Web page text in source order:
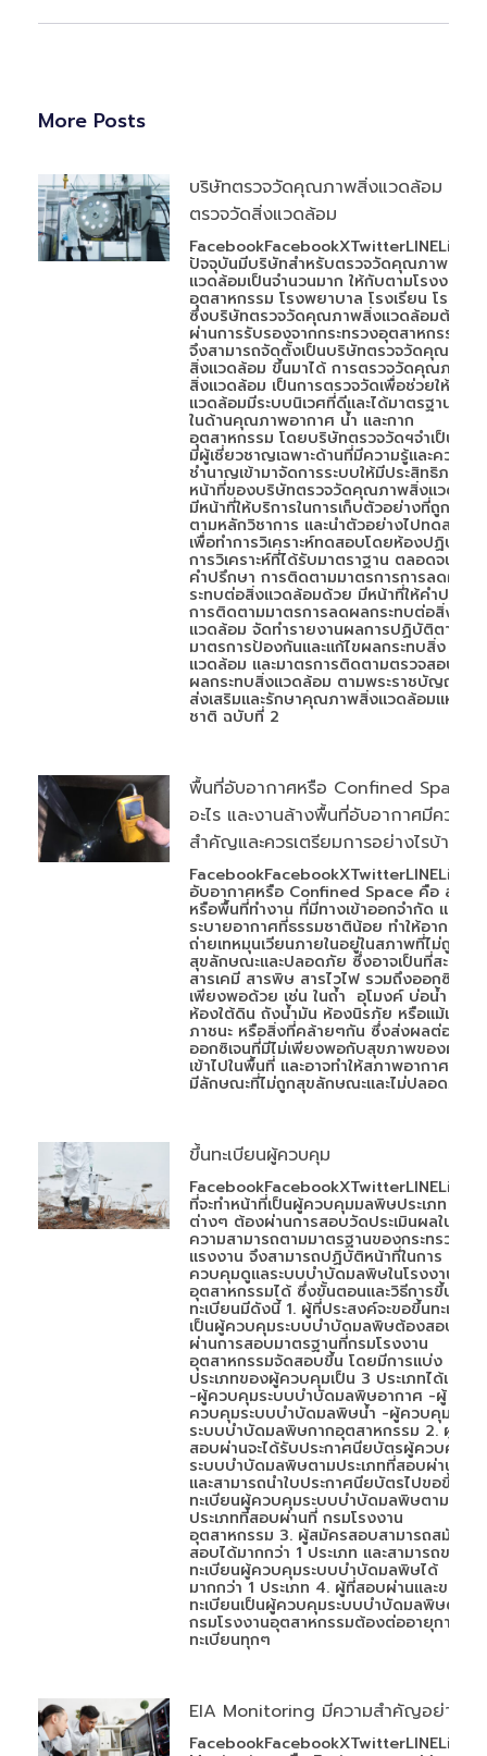
More Posts
บริษัทตรวจวัดคุณภาพสิ่งแวดล้อม
ตรวจวัดสิ่งแวดล้อม
FacebookFacebookXTwitterLINELineใน
ปัจจุบันมีบริษัทสำหรับตรวจวัดคุณภาพสิ่ง
แวดล้อมเป็นจำนวนมาก ให้กับตามโรงงาน
อุตสาหกรรม โรงพยาบาล โรงเรียน โรงแรม
ซึ่งบริษัทตรวจวัดคุณภาพสิ่งแวดล้อมต้อง
ผ่านการรับรองจากกระทรวงอุตสาหกรรม
จึงสามารถจัดตั้งเป็นบริษัทตรวจวัดคุณภาพ
สิ่งแวดล้อม ขึ้นมาได้ การตรวจวัดคุณภาพ
สิ่งแวดล้อม เป็นการตรวจวัดเพื่อช่วยให้สิ่ง
แวดล้อมมีระบบนิเวศที่ดีและได้มาตรฐาน ทั้ง
ในด้านคุณภาพอากาศ น้ำ และกาก
อุตสาหกรรม โดยบริษัทตรวจวัดฯจำเป็นต้อง
มีผู้เชี่ยวชาญเฉพาะด้านที่มีความรู้และความ
ชำนาญเข้ามาจัดการระบบให้มีประสิทธิภาพ
หน้าที่ของบริษัทตรวจวัดคุณภาพสิ่งแวดล้อม
มีหน้าที่ให้บริการในการเก็บตัวอย่างที่ถูกต้อง
ตามหลักวิชาการ และนำตัวอย่างไปทดสอบ
เพื่อทำการวิเคราะห์ทดสอบโดยห้องปฏิบัติ
การวิเคราะห์ที่ได้รับมาตราฐาน ตลอดจนให้
คำปรึกษา การติดตามมาตรการการลดผลก
ระทบต่อสิ่งแวดล้อมด้วย มีหน้าที่ให้คำปรึกษา
การติดตามมาตรการลดผลกระทบต่อสิ่ง
แวดล้อม จัดทำรายงานผลการปฏิบัติตาม
มาตรการป้องกันและแก้ไขผลกระทบสิ่ง
แวดล้อม และมาตรการติดตามตรวจสอบ
ผลกระทบสิ่งแวดล้อม ตามพระราชบัญญัติ
ส่งเสริมและรักษาคุณภาพสิ่งแวดล้อมแห่ง
ชาติ ฉบับที่ 2
พื้นที่อับอากาศหรือ Confined Space
อะไร และงานล้างพื้นที่อับอากาศมีความ
สำคัญและควรเตรียมการอย่างไรบ้าง
FacebookFacebookXTwitterLINELine
อับอากาศหรือ Confined Space คือ สถาน
หรือพื้นที่ทำงาน ที่มีทางเข้าออกจำกัด และมีก
ระบายอากาศที่ธรรมชาติน้อย ทำให้อากาศ
ถ่ายเทหมุนเวียนภายในอยู่ในสภาพที่ไม่ถูก
สุขลักษณะและปลอดภัย ซึ่งอาจเป็นที่สะสมข
สารเคมี สารพิษ สารไวไฟ รวมถึงออกซิเจนที่
เพียงพอด้วย เช่น ในถ้ำ อุโมงค์ บ่อน้ำ หลุม
ห้องใต้ดิน ถังน้ำมัน ห้องนิรภัย หรือแม้แต่
ภาชนะ หรือสิ่งที่คล้ายๆกัน ซึ่งส่งผลต่อ
ออกซิเจนที่มีไม่เพียงพอกับสุขภาพของผู้ที่
เข้าไปในพื้นที่ และอาจทำให้สภาพอากาศภาย
มีลักษณะที่ไม่ถูกสุขลักษณะและไม่ปลอดภัย
ขึ้นทะเบียนผู้ควบคุม
FacebookFacebookXTwitterLINELineผู้
ที่จะทำหน้าที่เป็นผู้ควบคุมมลพิษประเภท
ต่างๆ ต้องผ่านการสอบวัดประเมินผลใน
ความสามารถตามมาตรฐานของกระทรวง
แรงงาน จึงสามารถปฏิบัติหน้าที่ในการ
ควบคุมดูแลระบบบำบัดมลพิษในโรงงาน
อุตสาหกรรมได้ ซึ่งขั้นตอนและวิธีการขึ้น
ทะเบียนมีดังนี้ 1. ผู้ที่ประสงค์จะขอขึ้นทะเบียน
เป็นผู้ควบคุมระบบบำบัดมลพิษต้องสอบ
ผ่านการสอบมาตรฐานที่กรมโรงงาน
อุตสาหกรรมจัดสอบขึ้น โดยมีการแบ่ง
ประเภทของผู้ควบคุมเป็น 3 ประเภทได้แก่
-ผู้ควบคุมระบบบำบัดมลพิษอากาศ -ผู้
ควบคุมระบบบำบัดมลพิษน้ำ -ผู้ควบคุม
ระบบบำบัดมลพิษกากอุตสาหกรรม 2. ผู้ที่
สอบผ่านจะได้รับประกาศนียบัตรผู้ควบคุม
ระบบบำบัดมลพิษตามประเภทที่สอบผ่าน
และสามารถนำใบประกาศนียบัตรไปขอขึ้น
ทะเบียนผู้ควบคุมระบบบำบัดมลพิษตาม
ประเภทที่สอบผ่านที่ กรมโรงงาน
อุตสาหกรรม 3. ผู้สมัครสอบสามารถสมัคร
สอบได้มากกว่า 1 ประเภท และสามารถขอขึ้น
ทะเบียนผู้ควบคุมระบบบำบัดมลพิษได้
มากกว่า 1 ประเภท 4. ผู้ที่สอบผ่านและขอขึ้น
ทะเบียนเป็นผู้ควบคุมระบบบำบัดมลพิษต่อ
กรมโรงงานอุตสาหกรรมต้องต่ออายุการขึ้น
ทะเบียนทุกๆ
EIA Monitoring มีความสำคัญอย่างไร